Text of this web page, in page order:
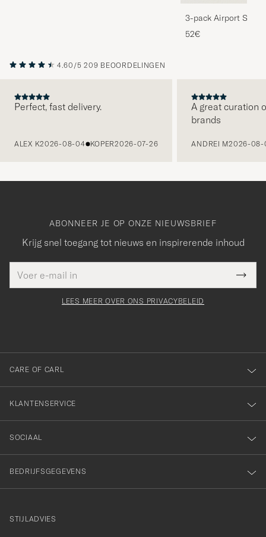
3-pack Airport
Melange
52€
4.60/5 209 BEOORDELINGEN
Perfect, fast delivery.
ALEX K2026-08-04 KOPER2026-07-26
A great curation
brands
ANDREI M2026-08-
ABONNEER JE OP ONZE NIEUWSBRIEF
Krijg snel toegang tot nieuws en inspirerende inhoud
mailadres
veldBedankt
voor
onze
nieuwsbrief!
LEES MEER OVER ONS PRIVACYBELEID
CARE OF CARL
KLANTENSERVICE
SOCIAAL
BEDRIJFSGEGEVENS
STIJLADVIES